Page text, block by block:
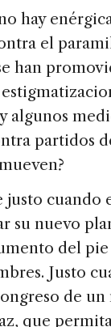
hay
el
han
algunos
partidos
justo cuando
su nuevo
del
Justo
de un
que